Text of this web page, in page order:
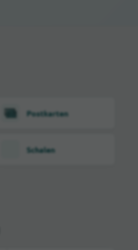
Postkarten
Schalen